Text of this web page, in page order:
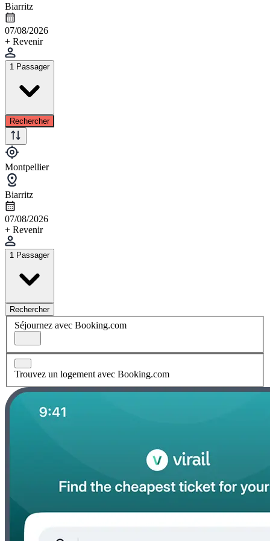
Biarritz
07/08/2026
+ Revenir
1 Passager
Rechercher
Montpellier
Biarritz
07/08/2026
+ Revenir
1 Passager
Rechercher
Séjournez avec Booking.com
Trouvez un logement avec Booking.com